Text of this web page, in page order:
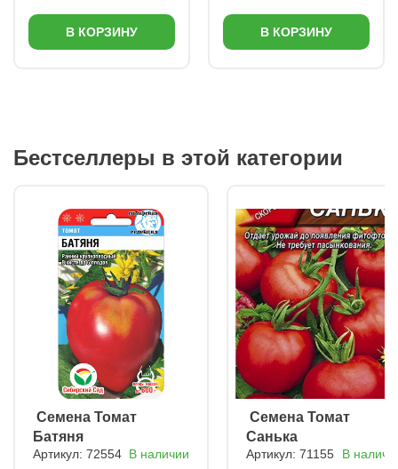
В КОРЗИНУ В КОРЗИНУ
Бестселлеры в этой категории
ㅤ Семена Томат
Батяня
Артикул: 72554 В наличии
ㅤ Семена Томат
Санька
Артикул: 71155 В